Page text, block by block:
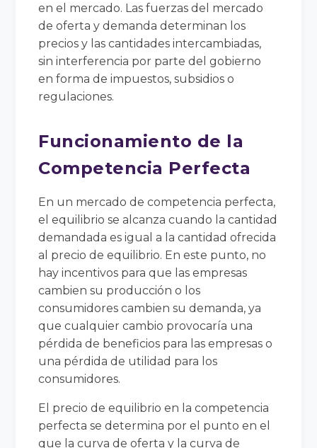
en el mercado. Las fuerzas del mercado
de oferta y demanda determinan los
precios y las cantidades intercambiadas,
sin interferencia por parte del gobierno
en forma de impuestos, subsidios o
regulaciones.
Funcionamiento de la
Competencia Perfecta
En un mercado de competencia perfecta,
el equilibrio se alcanza cuando la cantidad
demandada es igual a la cantidad ofrecida
al precio de equilibrio. En este punto, no
hay incentivos para que las empresas
cambien su producción o los
consumidores cambien su demanda, ya
que cualquier cambio provocaría una
pérdida de beneficios para las empresas o
una pérdida de utilidad para los
consumidores.
El precio de equilibrio en la competencia
perfecta se determina por el punto en el
que la curva de oferta y la curva de